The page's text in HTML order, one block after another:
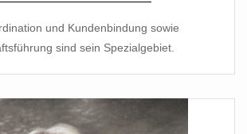
und Kundenbindung sowie
sind sein Spezialgebiet.